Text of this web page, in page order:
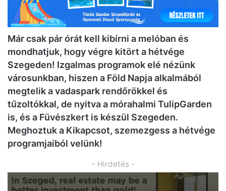
Már csak pár órát kell kibírni a melóban és
mondhatjuk, hogy végre kitört a hétvége
Szegeden! Izgalmas programok elé nézünk
városunkban, hiszen a Föld Napja alkalmából
megtelik a vadaspark rendőrökkel és
tűzoltókkal, de nyitva a mórahalmi TulipGarden
is, és a Füvészkert is készül Szegeden.
Meghoztuk a Kikapcsot, szemezgess a hétvége
programjaiból velünk!
- Hirdetés -